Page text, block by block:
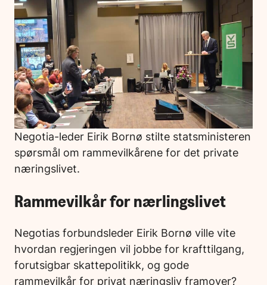
Negotia-leder Eirik Bornø stilte statsministeren
spørsmål om rammevilkårene for det private
næringslivet.
Rammevilkår for nærlingslivet
Negotias forbundsleder Eirik Bornø ville vite
hvordan regjeringen vil jobbe for krafttilgang,
forutsigbar skattepolitikk, og gode
rammevilkår for privat næringsliv framover?